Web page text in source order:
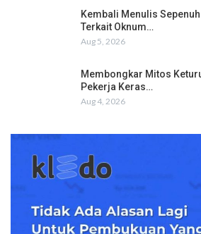
Kembali Menulis
Terkait Oknum…
Aug 5, 2026
Membongkar Mitos
Pekerja Keras…
Aug 4, 2026